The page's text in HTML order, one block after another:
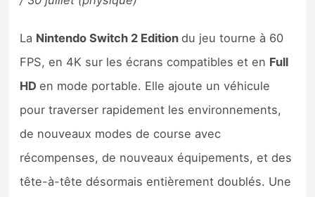
La Nintendo Switch 2 Editiondu jeu tourne à 60
FPS, en 4K sur les écrans compatibles et en Full
HDen mode portable. Elle ajoute un véhicule
pour traverser rapidement les environnements,
de nouveaux modes de course avec
récompenses, de nouveaux équipements, et des
tête-à-tête désormais entièrement doublés. Une